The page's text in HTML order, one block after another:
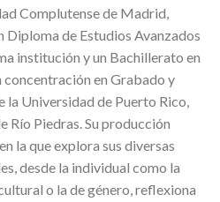
Complutense de Madrid,
Diploma de Estudios Avanzados
institución y un Bachillerato en
concentración en Grabado y
la Universidad de Puerto Rico,
Río Piedras. Su producción
la que explora sus diversas
desde la individual como la
o la de género, reflexiona